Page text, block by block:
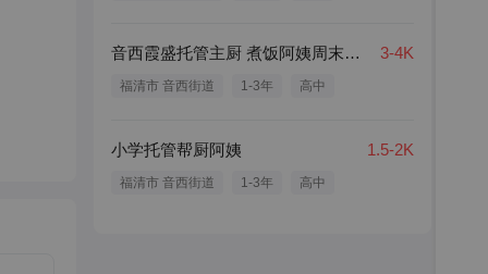
音西霞盛托管主厨 煮饭阿姨周末双休 3-4K
福清市 音西街道 1-3年 高中
小学托管帮厨阿姨 1.5-2K
福清市 音西街道 1-3年 高中